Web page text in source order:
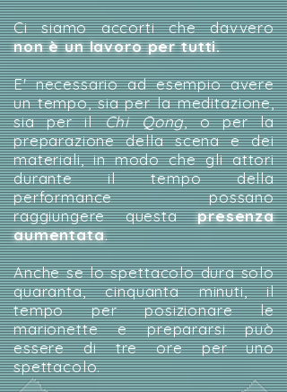
Ci siamo accorti che davvero
non è un lavoro per tutti.
E' necessario ad esempio avere
un tempo, sia per la meditazione,
sia per ilChi Qong, o per la
preparazione della scena e dei
materiali, in modo che gli attori
durante il tempo della
performance possano
raggiungere questapresenza
aumentata.
Anche se lo spettacolo dura solo
quaranta, cinquanta minuti, il
tempo per posizionare le
marionette e prepararsi può
essere di tre ore per uno
spettacolo.